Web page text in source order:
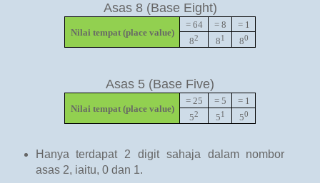
Asas 8 (Base Eight)
Nilai tempat (place value)
= 64 = 8
= 1
82 81 80
Asas 5 (Base Five)
Nilai tempat (place value)
= 25 = 5
= 1
52 51 50
Hanya terdapat 2 digit sahaja dalam nombor
asas 2, iaitu, 0 dan 1.